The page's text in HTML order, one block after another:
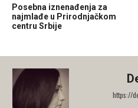
Posebna iznenađenja za
najmlađe u Prirodnjačkom
centru Srbije
https://